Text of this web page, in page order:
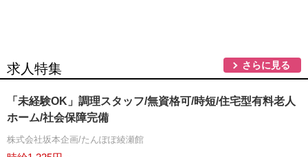
求人特集 さらに見る
「未経験OK」調理スタッフ/無資格可/時短/住宅型有料老人
ホーム/社会保障完備
株式会社坂本企画/たんぽぽ綾瀬館